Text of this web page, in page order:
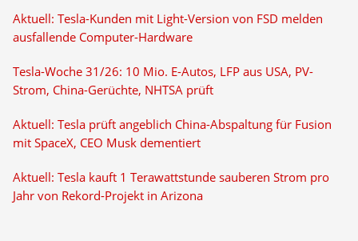
Aktuell: Tesla-Kunden mit Light-Version von FSD melden
ausfallende Computer-Hardware
Tesla-Woche 31/26: 10 Mio. E-Autos, LFP aus USA, PV-
Strom, China-Gerüchte, NHTSA prüft
Aktuell: Tesla prüft angeblich China-Abspaltung für Fusion
mit SpaceX, CEO Musk dementiert
Aktuell: Tesla kauft 1 Terawattstunde sauberen Strom pro
Jahr von Rekord-Projekt in Arizona